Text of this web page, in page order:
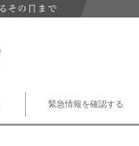
緊急情報を確認する